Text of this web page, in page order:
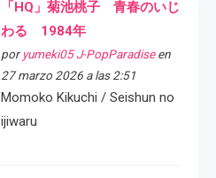
「HQ」菊池桃子 青春のいじ
わる 1984年
por yumeki05 J-PopParadiseen
27 marzo 2026 a las 2:51
Momoko Kikuchi / Seishun no
ijiwaru